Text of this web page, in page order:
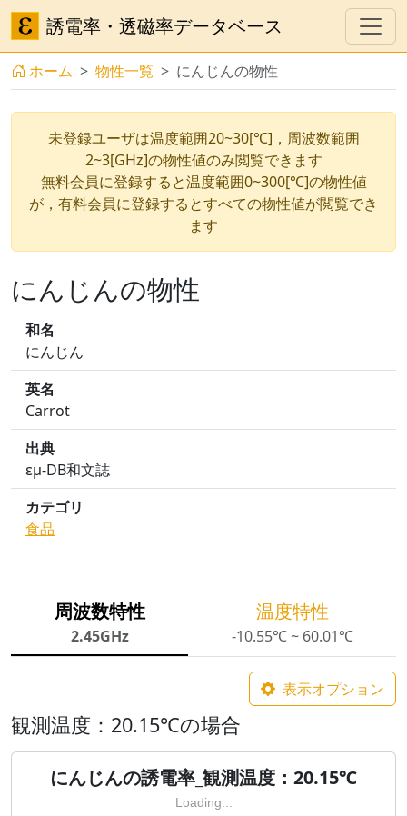
誘電率・透磁率データベース
ホーム 物性一覧 にんじんの物性
未登録ユーザは温度範囲20~30[℃]，周波数範囲
2~3[GHz]の物性値のみ閲覧できます
無料会員に登録すると温度範囲0~300[℃]の物性値
が，有料会員に登録するとすべての物性値が閲覧でき
ます
にんじんの物性
和名
にんじん
英名
Carrot
出典
εμ-DB和文誌
カテゴリ
食品
周波数特性
2.45GHz
温度特性
-10.55℃ ~ 60.01℃
表示オプション
観測温度：20.15℃の場合
にんじんの誘電率_観測温度：20.15℃
Loading...